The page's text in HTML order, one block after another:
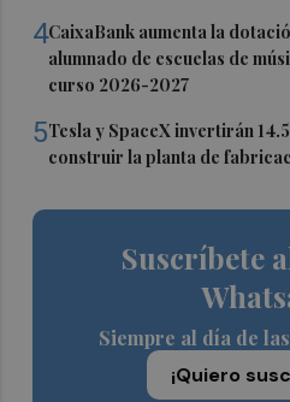
4CaixaBank aumenta la
alumnado de escuelas de
curso 2026-2027
5Tesla y SpaceX invertirán
construir la planta de
Suscríbete
Siempre al día de
¡Quiero